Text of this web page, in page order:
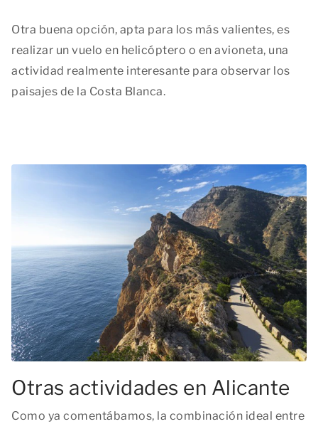
Otra buena opción, apta para los más valientes, es
realizar un vuelo en helicóptero o en avioneta, una
actividad realmente interesante para observar los
paisajes de la Costa Blanca.
Otras actividades en Alicante
Como ya comentábamos, la combinación ideal entre